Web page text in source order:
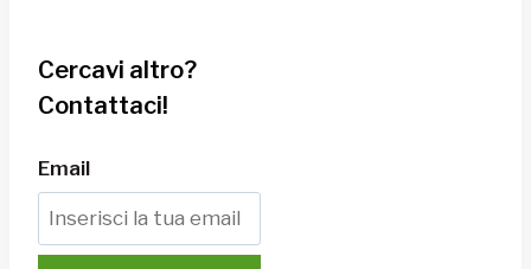
Cercavi altro?
Contattaci!
Email